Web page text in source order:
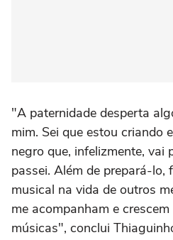
"A paternidade desperta
mim. Sei que estou criando
negro que, infelizmente, vai
passei. Além de prepará-lo,
musical na vida de outros
me acompanham e
músicas", conclui